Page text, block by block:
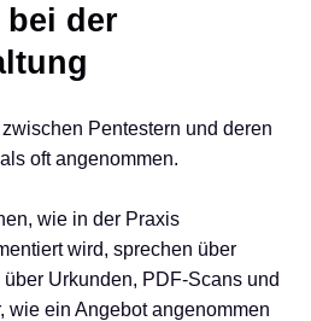
bei der
zwischen Pentestern und deren
oft angenommen.
wie in der Praxis
wird, sprechen über
über Urkunden, PDF-Scans und
wie ein Angebot angenommen